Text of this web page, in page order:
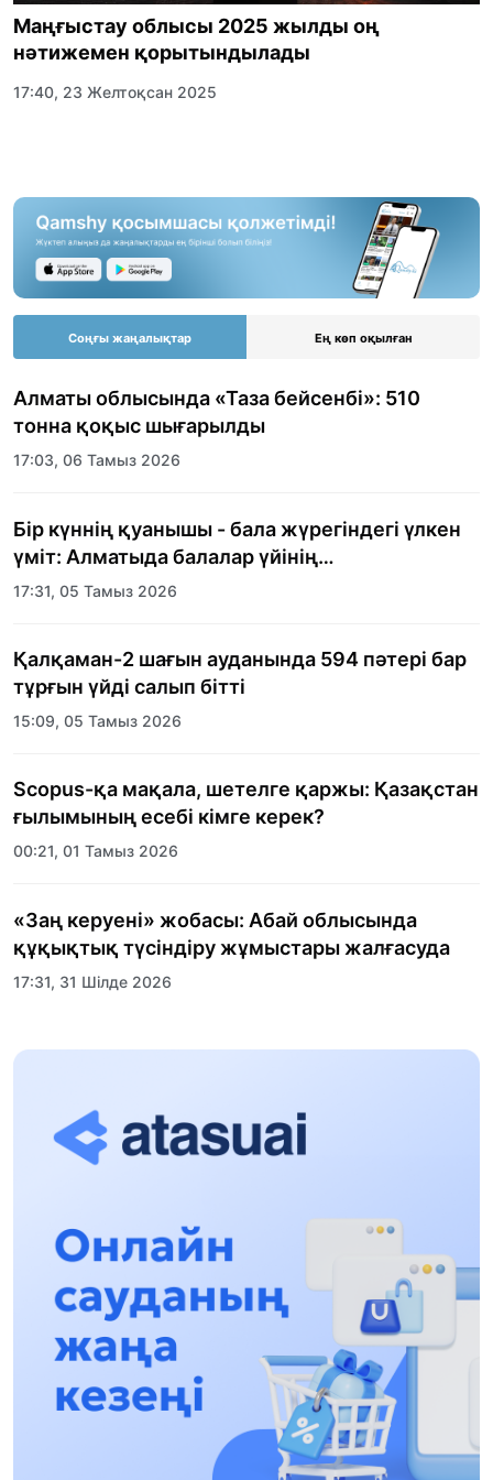
Маңғыстау облысы 2025 жылды оң
нәтижемен қорытындылады
17:40, 23 Желтоқсан 2025
Соңғы жаңалықтар Ең көп оқылған
Алматы облысында «Таза бейсенбі»: 510
тонна қоқыс шығарылды
17:03, 06 Тамыз 2026
Бір күннің қуанышы - бала жүрегіндегі үлкен
үміт: Алматыда балалар үйінің
тәрбиеленушілеріне мерекелік күн
17:31, 05 Тамыз 2026
Қалқаман-2 шағын ауданында 594 пәтері бар
тұрғын үйді салып бітті
15:09, 05 Тамыз 2026
Scopus-қа мақала, шетелге қаржы: Қазақстан
ғылымының есебі кімге керек?
00:21, 01 Тамыз 2026
«Заң керуені» жобасы: Абай облысында
құқықтық түсіндіру жұмыстары жалғасуда
17:31, 31 Шілде 2026
Халықаралық «Формула-1 H2O» жарысын
13:13, 30 Шілде 2026
12:01, 28 Шілде 2026
Абзал Достияр: Думан Мұхаметкәрімді
Алматы түрмесіне ауыстыруы мүмкін
16:15, 27 Шілде 2026
Өскенбай Құлатайұлы: Руханиятқа қызмет